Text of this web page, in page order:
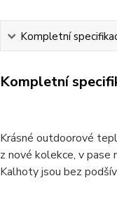
Kompletní
Kompletní
Krásné outdoorové
z nové kolekce, v pase
Kalhoty jsou bez